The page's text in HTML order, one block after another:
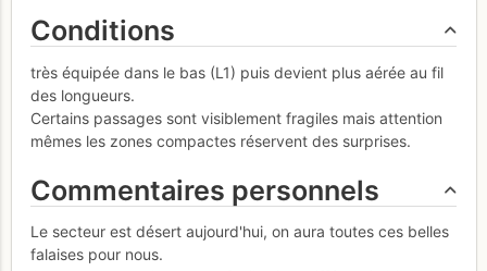
Conditions
très équipée dans le bas (L1) puis devient plus aérée au fil
des longueurs.
Certains passages sont visiblement fragiles mais attention
mêmes les zones compactes réservent des surprises.
Commentaires personnels
Le secteur est désert aujourd'hui, on aura toutes ces belles
falaises pour nous.